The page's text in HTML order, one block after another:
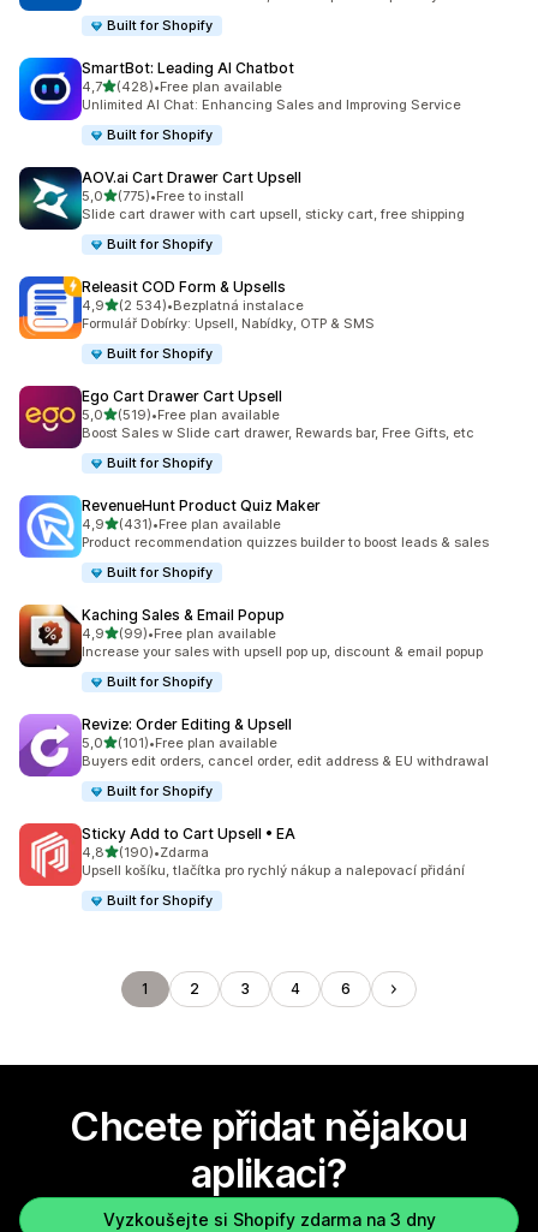
Built for Shopify
SmartBot: Leading AI Chatbot
4,7z 5 hvězd
(428)
Celkový počet recenzí: 428
•Free plan available
Unlimited AI Chat: Enhancing Sales and Improving Service
Built for Shopify
AOV.ai Cart Drawer Cart Upsell
5,0z 5 hvězd
(775)
Celkový počet recenzí: 775
•Free to install
Slide cart drawer with cart upsell, sticky cart, free shipping
Built for Shopify
Releasit COD Form & Upsells
4,9z 5 hvězd
(2 534)
Celkový počet recenzí: 2534
•Bezplatná instalace
Formulář Dobírky: Upsell, Nabídky, OTP & SMS
Built for Shopify
Ego Cart Drawer Cart Upsell
5,0z 5 hvězd
(519)
Celkový počet recenzí: 519
•Free plan available
Boost Sales w Slide cart drawer, Rewards bar, Free Gifts, etc
Built for Shopify
RevenueHunt Product Quiz Maker
4,9z 5 hvězd
(431)
Celkový počet recenzí: 431
•Free plan available
Product recommendation quizzes builder to boost leads & sales
Built for Shopify
Kaching Sales & Email Popup
4,9z 5 hvězd
(99)
Celkový počet recenzí: 99
•Free plan available
Increase your sales with upsell pop up, discount & email popup
Built for Shopify
Revize: Order Editing & Upsell
5,0z 5 hvězd
(101)
Celkový počet recenzí: 101
•Free plan available
Buyers edit orders, cancel order, edit address & EU withdrawal
Built for Shopify
Sticky Add to Cart Upsell • EA
4,8z 5 hvězd
(190)
Celkový počet recenzí: 190
•Zdarma
Upsell košíku, tlačítka pro rychlý nákup a nalepovací přidání
Built for Shopify
1 2 3 4 6
Chcete přidat nějakou
aplikaci?
Vyzkoušejte si Shopify zdarma na 3 dny